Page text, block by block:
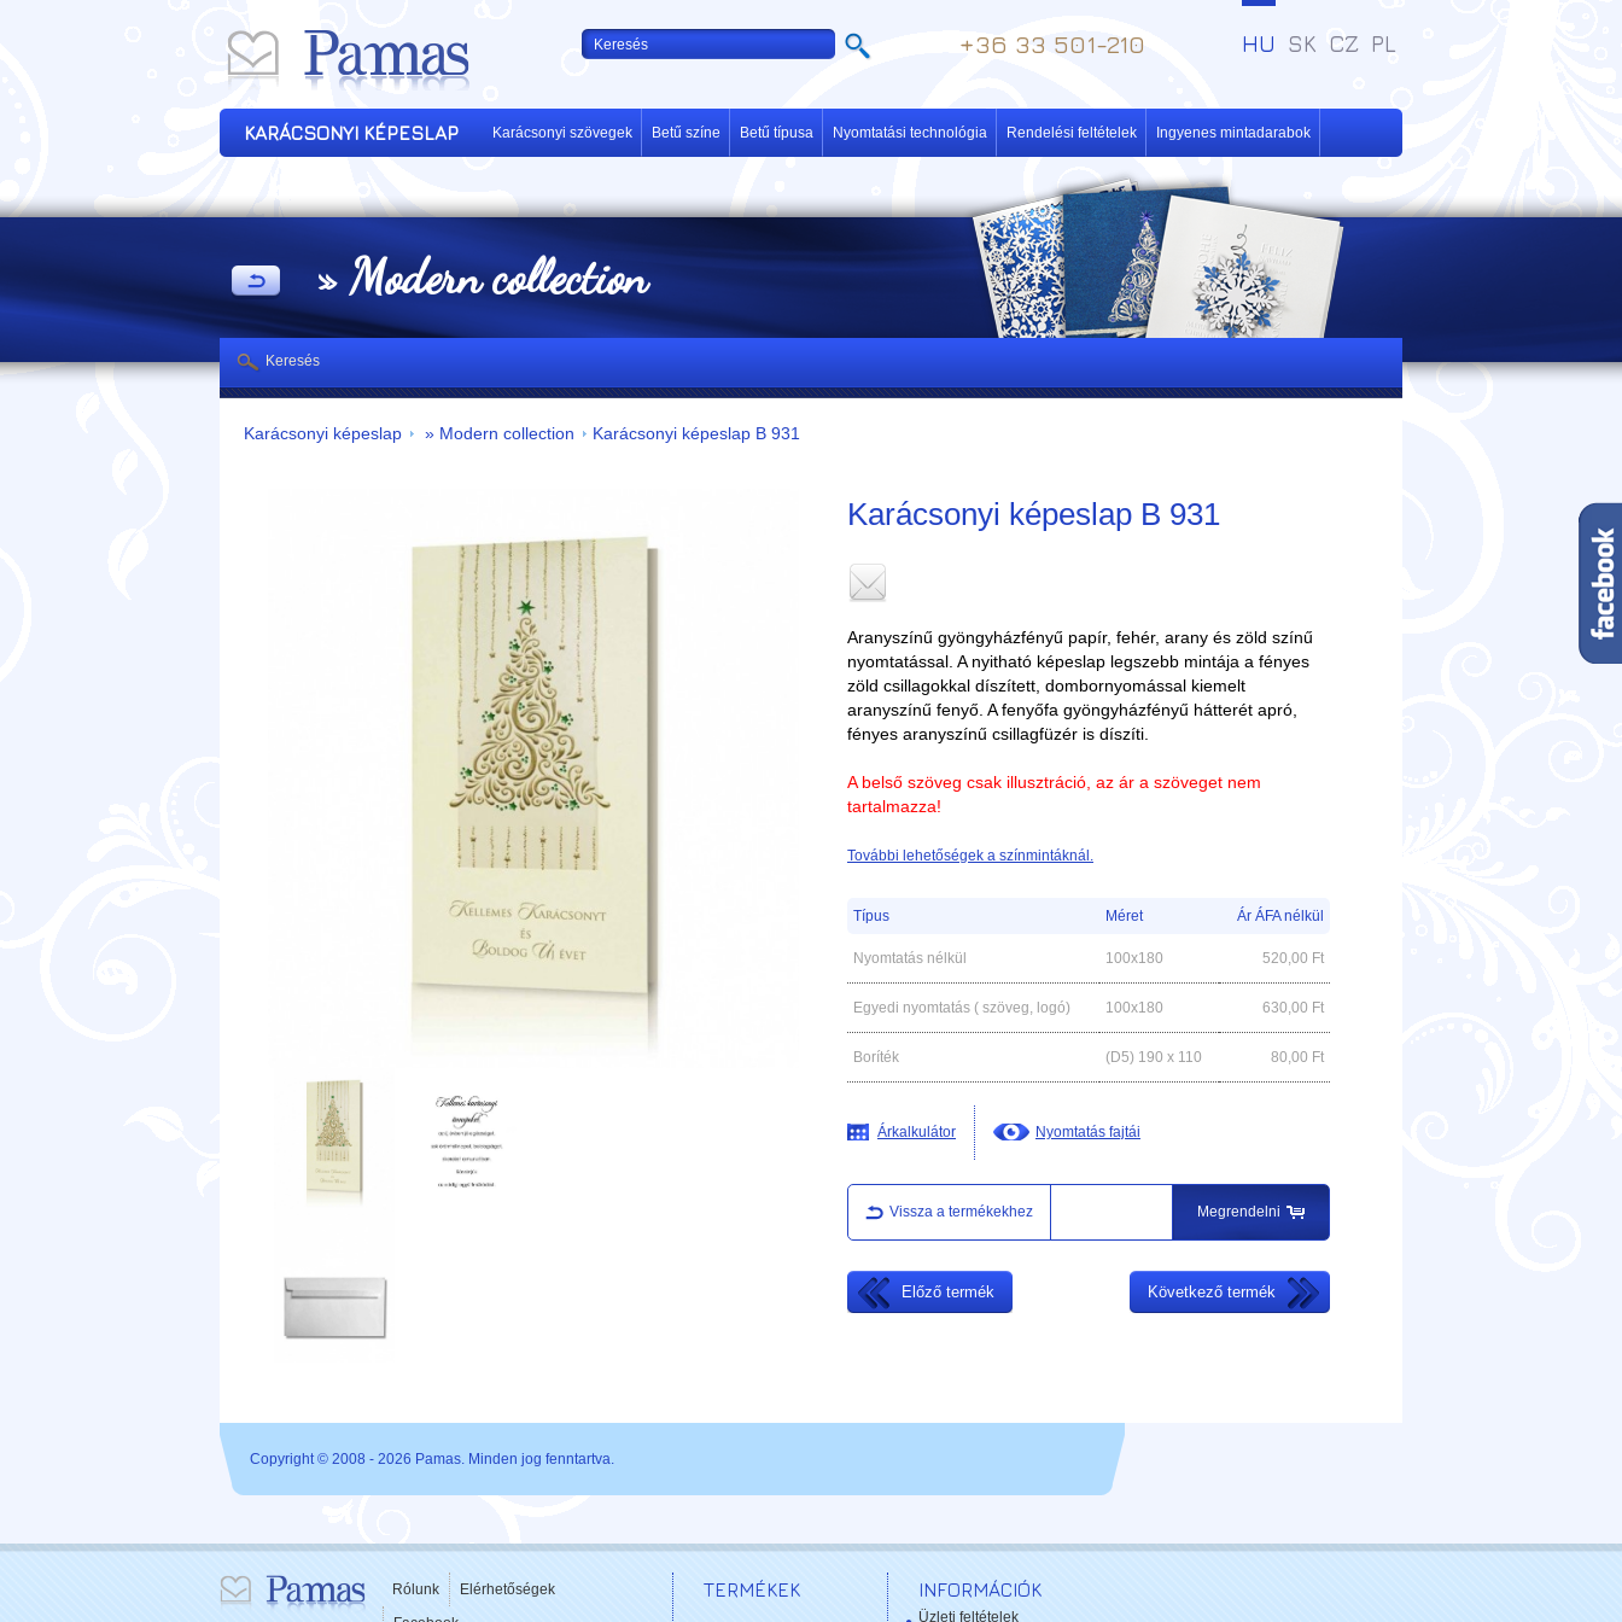
» Modern collection
+36 33 501-210 PL
CZ
SK
HU
KARÁCSONYI KÉPESLAP Karácsonyi szövegek Betű színe Betű típusa Nyomtatási technológia Rendelési feltételek Ingyenes mintadarabok
Karácsonyi képeslap » Modern collection Karácsonyi képeslap B 931
Karácsonyi képeslap B 931
Aranyszínű gyöngyházfényű papír, fehér, arany és zöld színű
nyomtatással. A nyitható képeslap legszebb mintája a fényes
zöld csillagokkal díszített, dombornyomással kiemelt
aranyszínű fenyő. A fenyőfa gyöngyházfényű hátterét apró,
fényes aranyszínű csillagfüzér is díszíti.
A belső szöveg csak illusztráció, az ár a szöveget nem
tartalmazza!
További lehetőségek a színmintáknál.
Típus Méret Ár ÁFA nélkül
Nyomtatás nélkül 100x180 520,00 Ft
Egyedi nyomtatás ( szöveg, logó) 100x180 630,00 Ft
Boríték (D5) 190 x 110 80,00 Ft
Árkalkulátor Nyomtatás fajtái
Vissza a termékekhez Megrendelni
Előző termék Következő termék
Keresés
Copyright © 2008 - 2026 Pamas. Minden jog fenntartva.
Rólunk
Elérhetőségek
TERMÉKEK INFORMÁCIÓK
Üzleti feltételek